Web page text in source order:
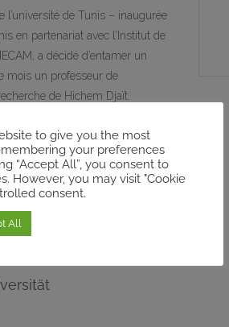
l’université de Tunis – inaugurée
en partenariat avec l’Institut de
a décidé d’entamer un
mois un professeur de
de Hichem Djaït.
2022 à 15h30 à la Bibliothèque
divergence à la grande
– parmi eux :
to give you the most
your preferences
“Accept All”, you consent to
However, you may visit "Cookie
consent.
All